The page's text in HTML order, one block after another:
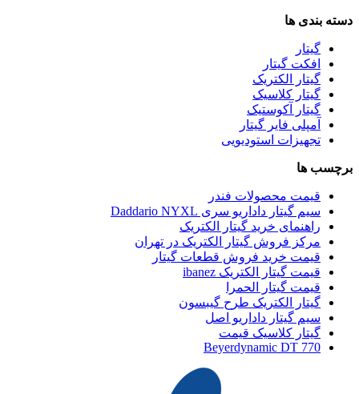
دسته بندی ها
گیتار
افکت گیتار
گیتار الکتریک
گیتار کلاسیک
گیتار آکوستیک
آمپلی فایر گیتار
تجهیزات استودیویی
برچسب ها
قیمت محصولات فندر
سیم گیتار داداریو سری Daddario NYXL
راهنمای خرید گیتار الکتریک
مرکز فروش گیتار الکتریک در تهران
قیمت خرید فروش قطعات گیتار
قیمت گیتار الکتریک ibanez
قیمت گیتار الحمرا
گیتار الکتریک طرح گیبسون
سیم گیتار داداریو اصل
گیتار کلاسیک قیمت
Beyerdynamic DT 770